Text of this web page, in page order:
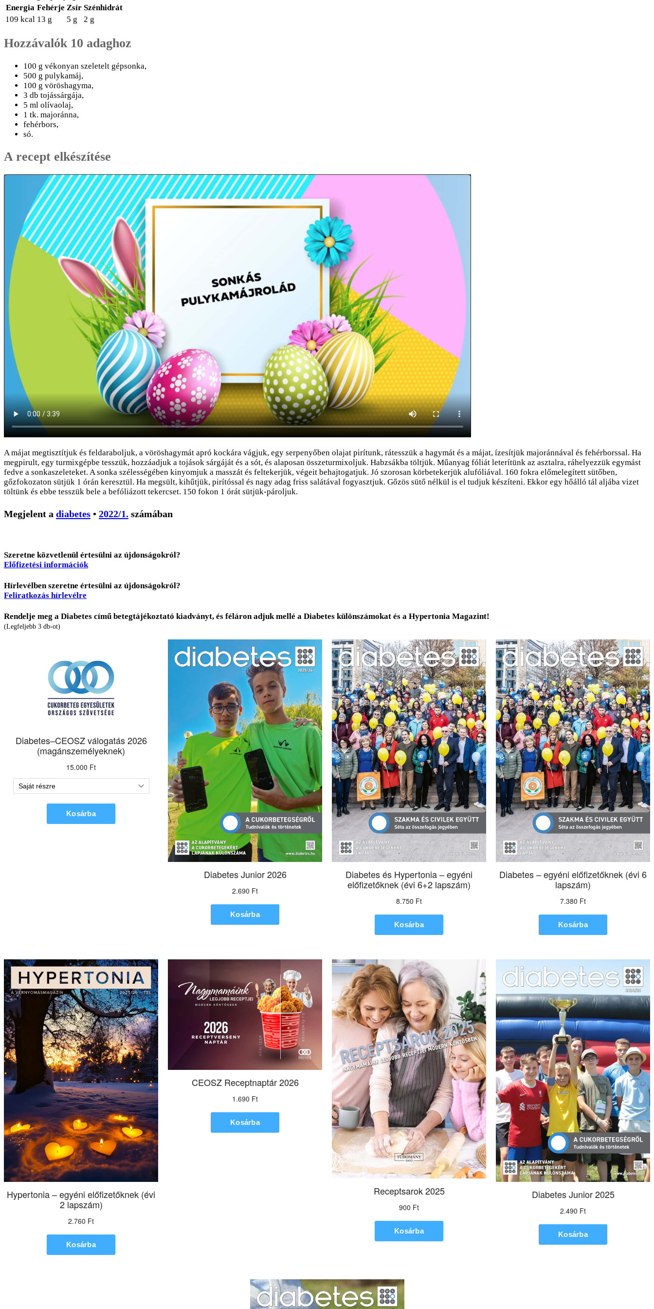
Energia Fehérje Zsír Szénhidrát
109 kcal 13 g 5 g 2 g
Hozzávalók 10 adaghoz
100 g vékonyan szeletelt gépsonka,
500 g pulykamáj,
100 g vöröshagyma,
3 db tojássárgája,
5 ml olívaolaj,
1 tk. majoránna,
fehérbors,
só.
A recept elkészítése
A májat megtisztítjuk és feldaraboljuk, a vöröshagymát apró kockára vágjuk, egy serpenyőben olajat pirítunk, rátesszük a hagymát és a májat, ízesítjük majoránnával és fehérborssal. Ha
megpirult, egy turmixgépbe tesszük, hozzáadjuk a tojások sárgáját és a sót, és alaposan összeturmixoljuk. Habzsákba töltjük. Műanyag fóliát leterítünk az asztalra, ráhelyezzük egymást
fedve a sonkaszeleteket. A sonka szélességében kinyomjuk a masszát és feltekerjük, végeit behajtogatjuk. Jó szorosan körbetekerjük alufóliával. 160 fokra előmelegített sütőben,
gőzfokozaton sütjük 1 órán keresztül. Ha megsült, kihűtjük, pirítóssal és nagy adag friss salátával fogyasztjuk. Gőzös sütő nélkül is el tudjuk készíteni. Ekkor egy hőálló tál aljába vizet
töltünk és ebbe tesszük bele a befóliázott tekercset. 150 fokon 1 órát sütjük-pároljuk.
Megjelent a diabetes • 2022/1. számában
Szeretne közvetlenül értesülni az újdonságokról?
Előfizetési információk
Hírlevélben szeretne értesülni az újdonságokról?
Feliratkozás hírlevélre
Rendelje meg a Diabetes című betegtájékoztató kiadványt, és féláron adjuk mellé a Diabetes különszámokat és a Hypertonia Magazint!
(Legfeljebb 3 db-ot)